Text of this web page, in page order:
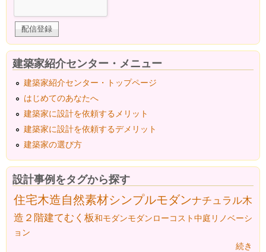
建築家紹介センター・メニュー
建築家紹介センター・トップページ
はじめてのあなたへ
建築家に設計を依頼するメリット
建築家に設計を依頼するデメリット
建築家の選び方
設計事例をタグから探す
住宅木造自然素材シンプルモダンナチュラル木
造２階建てむく板和モダンモダンローコスト中庭 リノベーシ
ョン
続き